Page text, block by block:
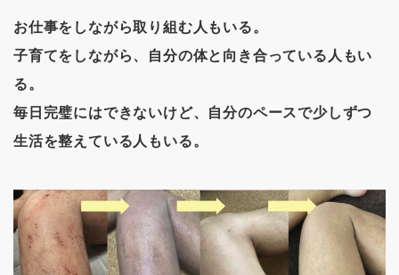
お仕事をしながら取り組む人もいる。
子育てをしながら、自分の体と向き合っている人もい
る。
毎日完璧にはできないけど、自分のペースで少しずつ
生活を整えている人もいる。